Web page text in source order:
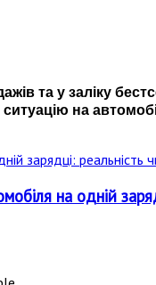
та у заліку
на
на одній